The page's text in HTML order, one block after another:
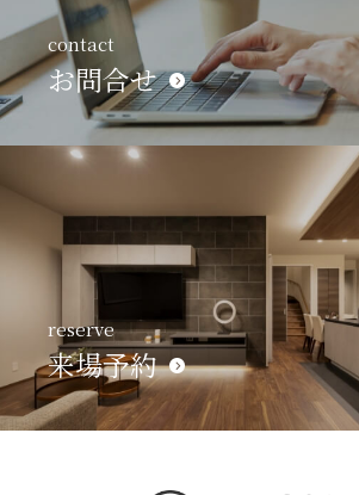
contact
お問合せ
reserve
来場予約